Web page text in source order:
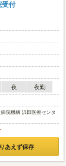
受付
夜
夜勤
院機構 浜田医療センタ
あえず保存